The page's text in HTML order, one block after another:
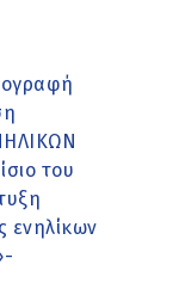
του
ενηλίκων